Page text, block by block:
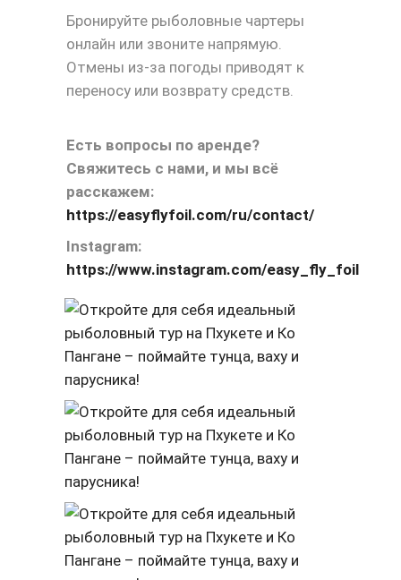
Бронируйте рыболовные чартеры
онлайн или звоните напрямую.
Отмены из-за погоды приводят к
переносу или возврату средств.
Есть вопросы по аренде?
Свяжитесь с нами, и мы всё
расскажем:
https://easyflyfoil.com/ru/contact/
Instagram:
https://www.instagram.com/easy_fly_foil